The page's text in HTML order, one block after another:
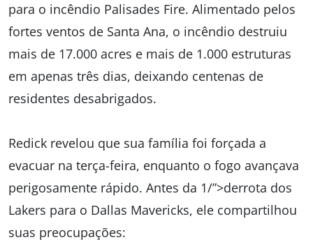
para o incêndio Palisades Fire. Alimentado pelos
fortes ventos de Santa Ana, o incêndio destruiu
mais de 17.000 acres e mais de 1.000 estruturas
em apenas três dias, deixando centenas de
residentes desabrigados.
Redick revelou que sua família foi forçada a
evacuar na terça-feira, enquanto o fogo avançava
perigosamente rápido. Antes da 1/”>derrota dos
Lakers para o Dallas Mavericks, ele compartilhou
suas preocupações: